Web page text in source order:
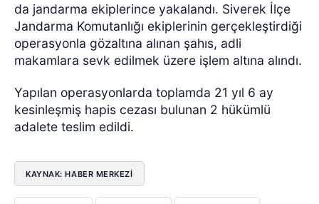
da jandarma ekiplerince yakalandı. Siverek İlçe
Jandarma Komutanlığı ekiplerinin gerçekleştirdiği
operasyonla gözaltına alınan şahıs, adli
makamlara sevk edilmek üzere işlem altına alındı.
Yapılan operasyonlarda toplamda 21 yıl 6 ay
kesinleşmiş hapis cezası bulunan 2 hükümlü
adalete teslim edildi.
KAYNAK: HABER MERKEZİ